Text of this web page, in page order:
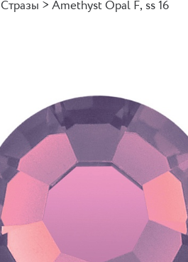
Стразы > Amethyst Opal F, ss 16